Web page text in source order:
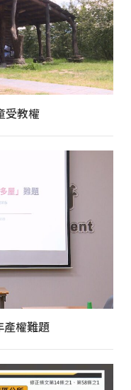
受教權
產權難題